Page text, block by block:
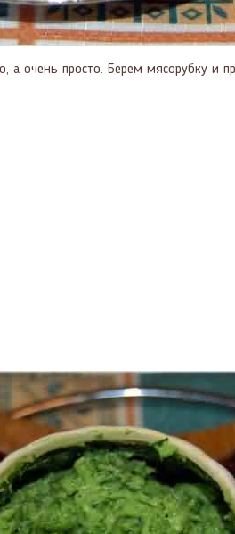
а очень просто. Берем мясорубку